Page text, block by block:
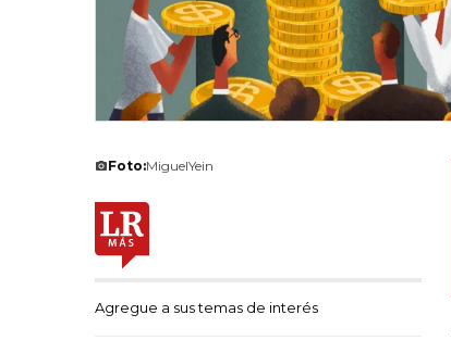
Foto:MiguelYein
Agregue a sus temas de interés